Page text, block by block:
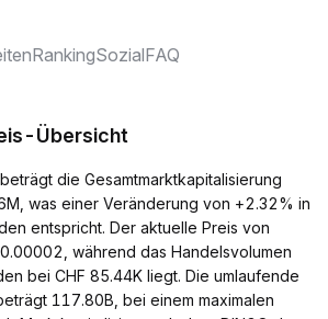
RankingSozialFAQ
Übersicht
die Gesamtmarktkapitalisierung
was einer Veränderung von +2.32% in
entspricht. Der aktuelle Preis von
während das Handelsvolumen
bei CHF 85.44K liegt. Die umlaufende
117.80B, bei einem maximalen